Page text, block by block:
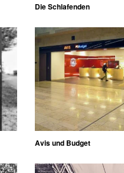
Die Schlafenden
Avis und Budget